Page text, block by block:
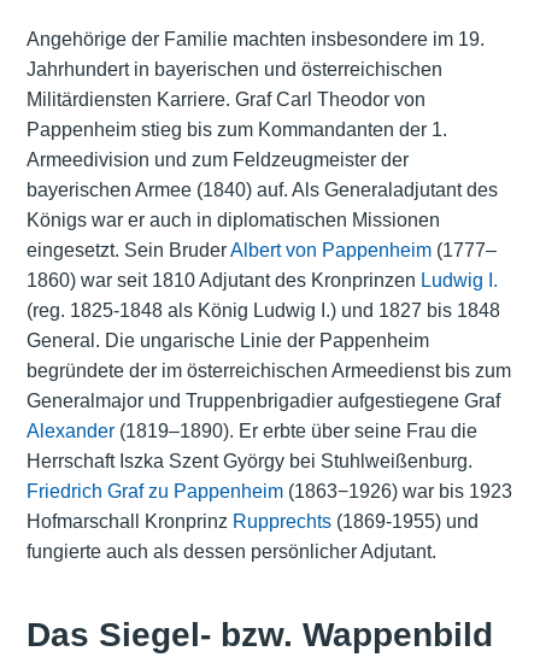
Angehörige der Familie machten insbesondere im 19.
Jahrhundert in bayerischen und österreichischen
Militärdiensten Karriere. Graf Carl Theodor von
Pappenheim stieg bis zum Kommandanten der 1.
Armeedivision und zum Feldzeugmeister der
bayerischen Armee (1840) auf. Als Generaladjutant des
Königs war er auch in diplomatischen Missionen
eingesetzt. Sein BruderAlbert von Pappenheim(1777–
1860) war seit 1810 Adjutant des Kronprinzen Ludwig I.
(reg. 1825-1848 als König Ludwig I.) und 1827 bis 1848
General. Die ungarische Linie der Pappenheim
begründete der im österreichischen Armeedienst bis zum
Generalmajor und Truppenbrigadier aufgestiegene Graf
Alexander(1819–1890). Er erbte über seine Frau die
Herrschaft Iszka Szent György bei Stuhlweißenburg.
Friedrich Graf zu Pappenheim(1863−1926) war bis 1923
Hofmarschall Kronprinz Rupprechts(1869-1955) und
fungierte auch als dessen persönlicher Adjutant.
Das Siegel- bzw. Wappenbild